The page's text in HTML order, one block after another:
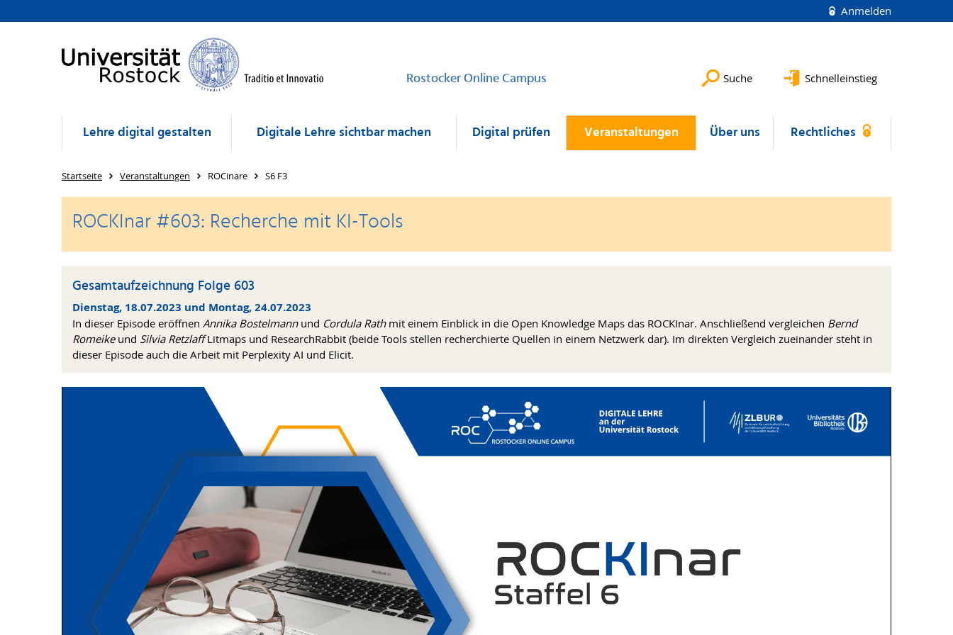
Anmelden
Rostocker Online Campus Suche Schnelleinstieg
Lehre digital gestalten Digitale Lehre sichtbar machen Digital prüfen Veranstaltungen Über uns Rechtliches
Startseite Veranstaltungen ROCinare S6 F3
ROCKInar #603: Recherche mit KI-Tools
Gesamtaufzeichnung Folge 603
Dienstag, 18.07.2023 und Montag, 24.07.2023
In dieser Episode eröffnen Annika Bostelmann und Cordula Rathmit einem Einblick in die Open Knowledge Maps das ROCKInar. Anschließend vergleichen Bernd
Romeikeund Silvia RetzlaffLitmaps und ResearchRabbit (beide Tools stellen recherchierte Quellen in einem Netzwerk dar). Im direkten Vergleich zueinander steht in
dieser Episode auch die Arbeit mit Perplexity AI und Elicit.